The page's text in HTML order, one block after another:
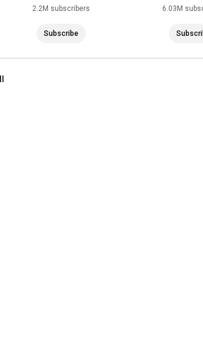
2.2M subscribers
Subscribe
6.03M